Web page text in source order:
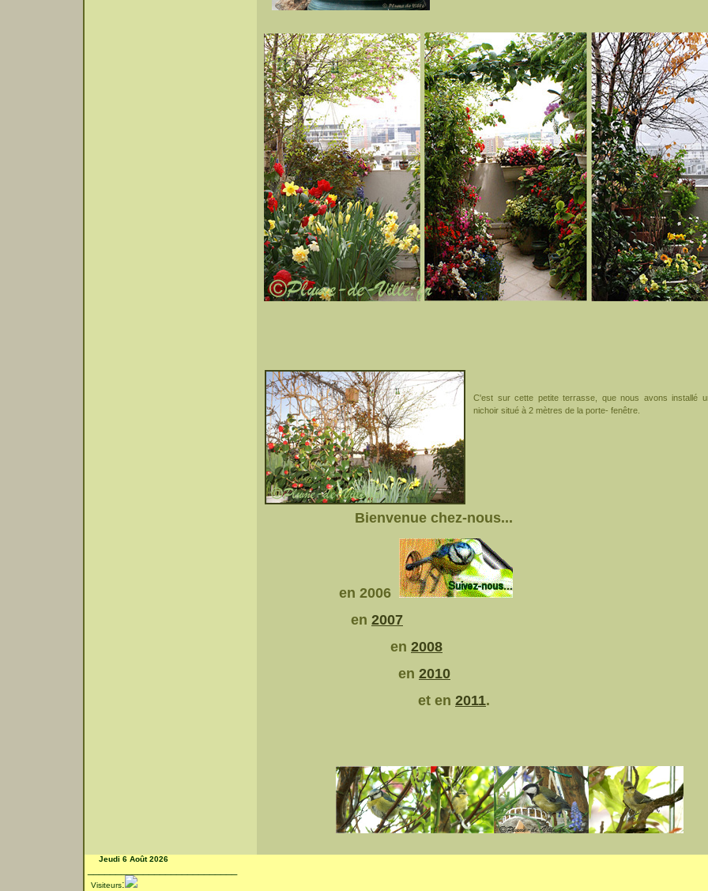
C'est sur cette petite terrasse, que nous avons installé
nichoir situé à 2 mètres de la porte- fenêtre.
Bienvenue chez-nous...
en 2006
en 2007
en 2008
en 2010
et en 2011.
Jeudi 6 Août 2026
Visiteurs: